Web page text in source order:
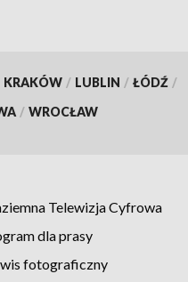
KRAKÓW / LUBLIN / ŁÓDŹ /
/ WROCŁAW
Telewizja Cyfrowa
dla prasy
fotograficzny